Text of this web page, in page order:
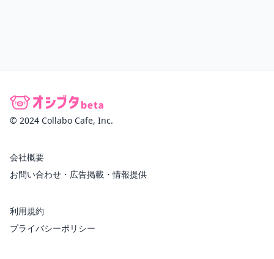
© 2024 Collabo Cafe, Inc.
会社概要
お問い合わせ・広告掲載・情報提供
利用規約
プライバシーポリシー